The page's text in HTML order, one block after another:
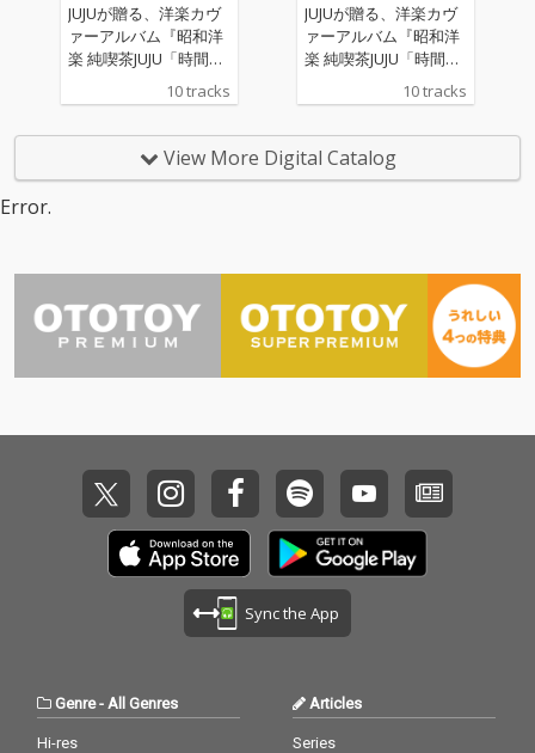
JUJUが贈る、洋楽カヴ
ァーアルバム『昭和洋
楽 純喫茶JUJU「時間旅
行」』。 “昭和の時代
に日本で愛された洋
正隆プロデュースのも
と、 誰もが心に残る名
10 tracks
JUJUが贈る、洋楽カヴ
ァーアルバム『昭和洋
楽 純喫茶JUJU「時間旅
行」』。 “昭和の時代
に日本で愛された洋
正隆プロデュースのも
と、 誰もが心に残る名
10 tracks
View More Digital Catalog
Error.
Sync the App
Genre- All Genres
Hi-res
Articles
Series